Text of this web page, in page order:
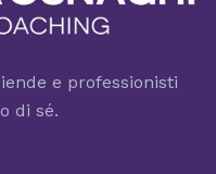
e professionisti
di sé.